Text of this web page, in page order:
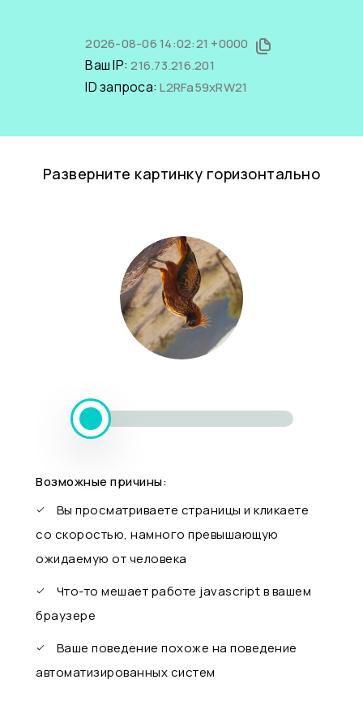
2026-08-06 14:02:21 +0000
Ваш IP:216.73.216.201
ID запроса:L2RFa59xRW21
Разверните картинку горизонтально
Возможные причины:
Вы просматриваете страницы и кликаете
со скоростью, намного превышающую
ожидаемую от человека
Что-то мешает работе javascript в вашем
браузере
Ваше поведение похоже на поведение
автоматизированных систем